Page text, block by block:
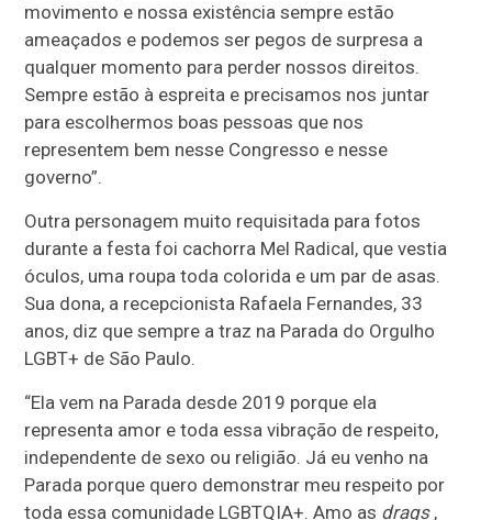
movimento e nossa existência sempre estão
ameaçados e podemos ser pegos de surpresa a
qualquer momento para perder nossos direitos.
Sempre estão à espreita e precisamos nos juntar
para escolhermos boas pessoas que nos
representem bem nesse Congresso e nesse
governo”.
Outra personagem muito requisitada para fotos
durante a festa foi cachorra Mel Radical, que vestia
óculos, uma roupa toda colorida e um par de asas.
Sua dona, a recepcionista Rafaela Fernandes, 33
anos, diz que sempre a traz na Parada do Orgulho
LGBT+ de São Paulo.
“Ela vem na Parada desde 2019 porque ela
representa amor e toda essa vibração de respeito,
independente de sexo ou religião. Já eu venho na
Parada porque quero demonstrar meu respeito por
toda essa comunidade LGBTQIA+. Amo as drags,